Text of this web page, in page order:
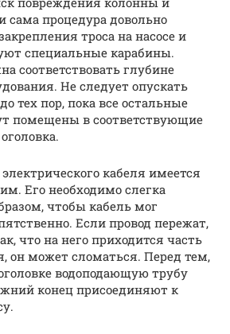
сама процедура довольно
троса на насосе и
специальные карабины.
соответствовать глубине
Не следует опускать
тех пор, пока все остальные
помещены в соответствующие
кабеля имеется
Его необходимо слегка
чтобы кабель мог
Если провод пережат,
что на него приходится часть
он может сломаться. Перед тем,
водоподающую трубу
конец присоединяют к